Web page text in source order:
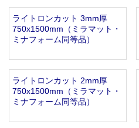
ライトロンカット 3mm厚
750x1500mm（ミラマット・
ミナフォーム同等品）
ライトロンカット 2mm厚
750x1500mm（ミラマット・
ミナフォーム同等品）